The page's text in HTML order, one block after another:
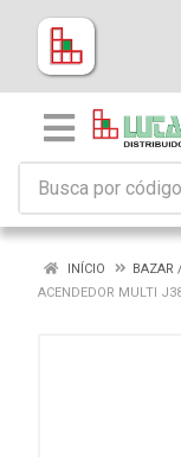
INÍCIO BAZAR
ACENDEDOR MULTI